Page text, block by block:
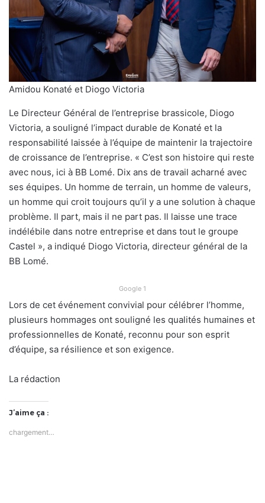
Amidou Konaté et Diogo Victoria
Le Directeur Général de l’entreprise brassicole, Diogo
Victoria, a souligné l’impact durable de Konaté et la
responsabilité laissée à l’équipe de maintenir la trajectoire
de croissance de l’entreprise. « C’est son histoire qui reste
avec nous, ici à BB Lomé. Dix ans de travail acharné avec
ses équipes. Un homme de terrain, un homme de valeurs,
un homme qui croit toujours qu’il y a une solution à chaque
problème. Il part, mais il ne part pas. Il laisse une trace
indélébile dans notre entreprise et dans tout le groupe
Castel », a indiqué Diogo Victoria, directeur général de la
BB Lomé.
Google 1
Lors de cet événement convivial pour célébrer l’homme,
plusieurs hommages ont souligné les qualités humaines et
professionnelles de Konaté, reconnu pour son esprit
d’équipe, sa résilience et son exigence.
La rédaction
J’aime ça :
chargement…